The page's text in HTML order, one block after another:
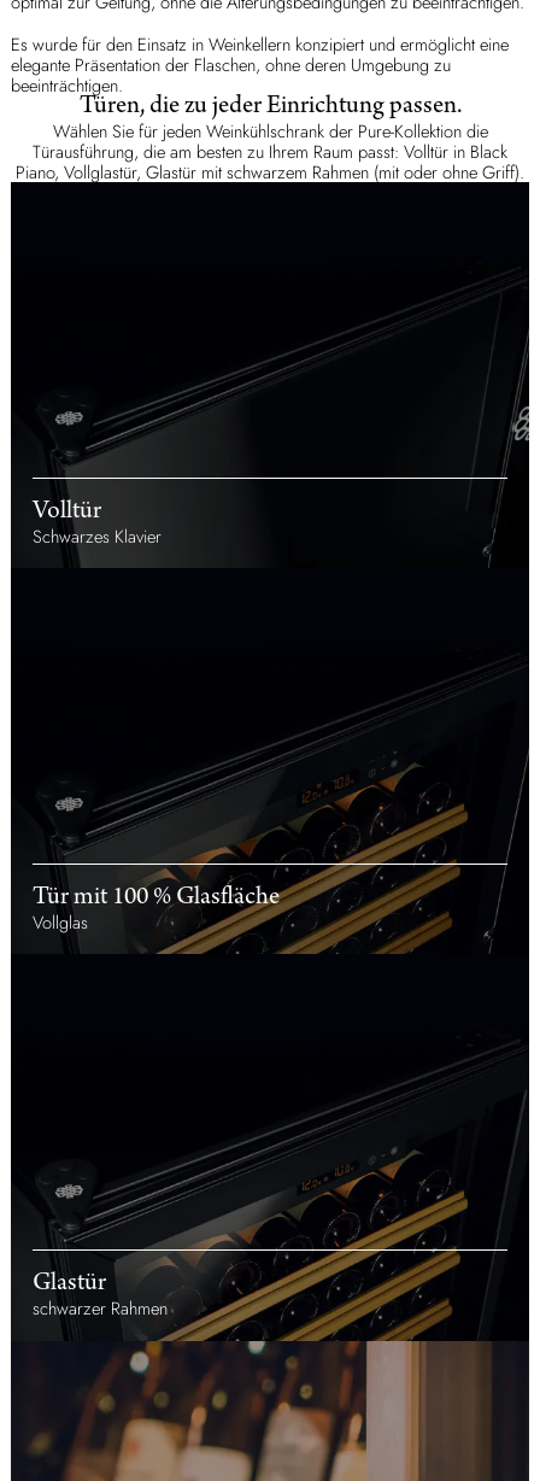
Es wurde für den Einsatz in Weinkellern konzipiert und ermöglicht eine
elegante Präsentation der Flaschen, ohne deren Umgebung zu
beeinträchtigen.
Türen, die zu jeder Einrichtung passen.
Wählen Sie für jeden Weinkühlschrank der Pure-Kollektion die
Türausführung, die am besten zu Ihrem Raum passt: Volltür in Black
Piano, Vollglastür, Glastür mit schwarzem Rahmen (mit oder ohne Griff).
Volltür
Schwarzes Klavier
Tür mit 100 % Glasfläche
Vollglas
Glastür
schwarzer Rahmen